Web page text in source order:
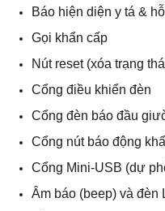
Báo hiện diện y tá &
Gọi khẩn cấp
Nút reset (xóa trạng
Cổng điều khiển đèn
Cổng đèn báo đầu
Cổng nút báo động
Cổng Mini-USB (dự
Âm báo (beep) và đèn